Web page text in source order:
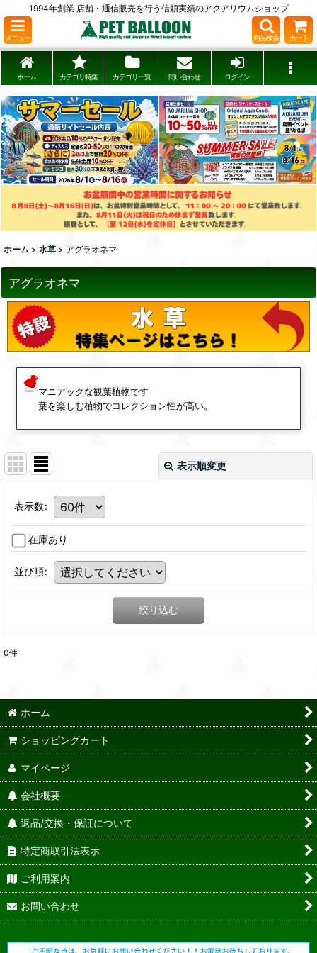
1994年創業 店舗・通信販売を行う信頼実績のアクアリウムショップ
メニュー 商品検索 カート
ホーム カテゴリ特集 カテゴリ一覧 問い合わせ ログイン
ホーム > 水草 > アグラオネマ
アグラオネマ
マニアックな観葉植物です
葉を楽しむ植物でコレクション性が高い。
表示順変更
表示数:
在庫あり
並び順:
絞り込む
0件
ホーム
ショッピングカート
マイページ
会社概要
返品/交換・保証について
特定商取引法表示
ご利用案内
お問い合わせ